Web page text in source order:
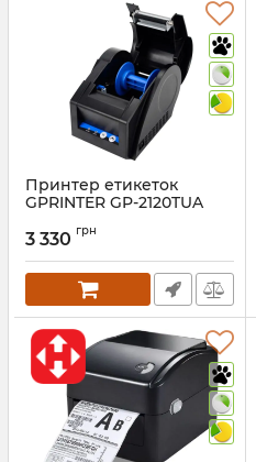
Принтер етикеток
GPRINTER GP-2120TUA
Артикул:
3 330 грн